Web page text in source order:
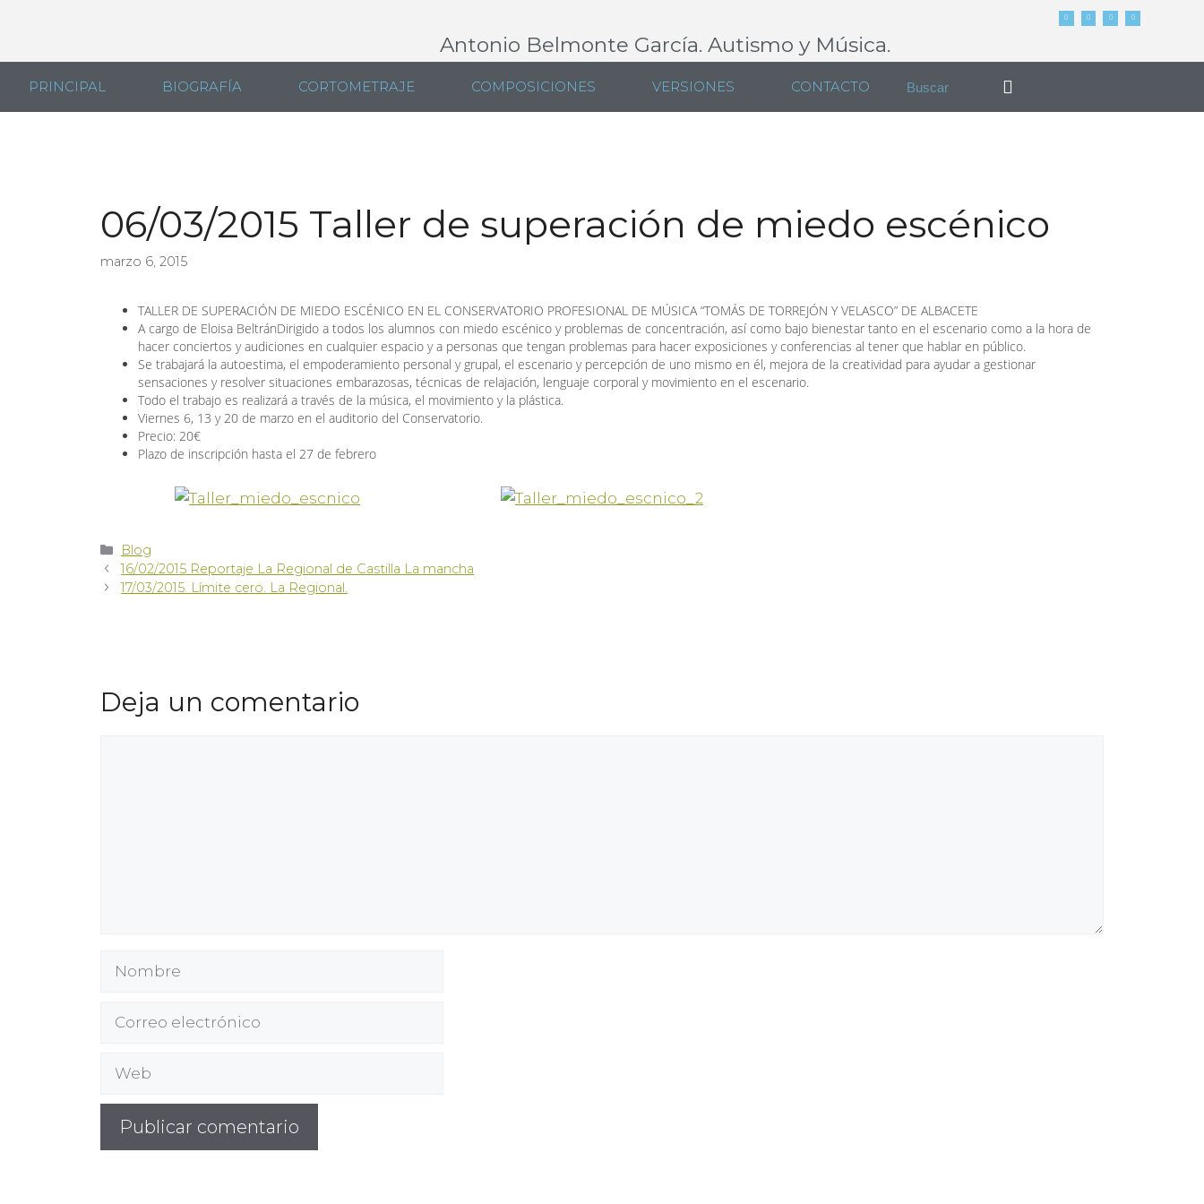
Antonio Belmonte García. Autismo y Música.
PRINCIPAL BIOGRAFÍA CORTOMETRAJE COMPOSICIONES VERSIONES CONTACTO
06/03/2015 Taller de superación de miedo escénico
marzo 6, 2015
TALLER DE SUPERACIÓN DE MIEDO ESCÉNICO EN EL CONSERVATORIO PROFESIONAL DE MÚSICA “TOMÁS DE TORREJÓN Y VELASCO” DE ALBACETE
A cargo de Eloisa BeltránDirigido a todos los alumnos con miedo escénico y problemas de concentración, así como bajo bienestar tanto en el escenario como a la hora de
hacer conciertos y audiciones en cualquier espacio y a personas que tengan problemas para hacer exposiciones y conferencias al tener que hablar en público.
Se trabajará la autoestima, el empoderamiento personal y grupal, el escenario y percepción de uno mismo en él, mejora de la creatividad para ayudar a gestionar
sensaciones y resolver situaciones embarazosas, técnicas de relajación, lenguaje corporal y movimiento en el escenario.
Todo el trabajo es realizará a través de la música, el movimiento y la plástica.
Viernes 6, 13 y 20 de marzo en el auditorio del Conservatorio.
Precio: 20€
Plazo de inscripción hasta el 27 de febrero
Blog
16/02/2015 Reportaje La Regional de Castilla La mancha
17/03/2015. Límite cero. La Regional.
Deja un comentario